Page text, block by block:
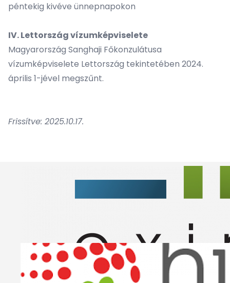
péntekig kivéve ünnepnapokon
IV. Lettország vízumképviselete
Magyarország Sanghaji Főkonzulátusa
vízumképviselete Lettország tekintetében 2024.
április 1-jével megszűnt.
Frissítve: 2025.10.17.